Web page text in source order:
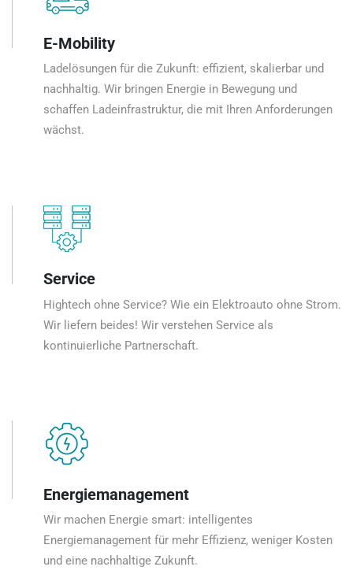
E-Mobility
Ladelösungen für die Zukunft: effizient, skalierbar und
nachhaltig. Wir bringen Energie in Bewegung und
schaffen Ladeinfrastruktur, die mit Ihren Anforderungen
wächst.
Service
Hightech ohne Service? Wie ein Elektroauto ohne Strom.
Wir liefern beides! Wir verstehen Service als
kontinuierliche Partnerschaft.
Energiemanagement
Wir machen Energie smart: intelligentes
Energiemanagement für mehr Effizienz, weniger Kosten
und eine nachhaltige Zukunft.